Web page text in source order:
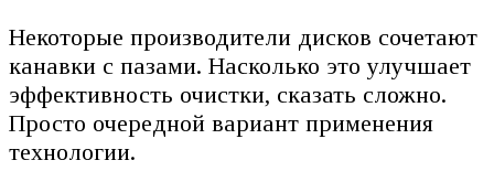
Некоторые производители дисков сочетают
канавки с пазами. Насколько это улучшает
эффективность очистки, сказать сложно.
Просто очередной вариант применения
технологии.